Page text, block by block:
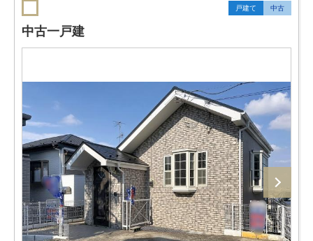
戸建て 中古
中古一戸建